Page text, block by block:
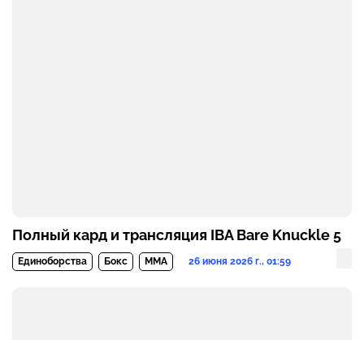
Полный кард и трансляция IBA Bare Knuckle 5
Единоборства Бокс MMA 26 июня 2026 г., 01:59